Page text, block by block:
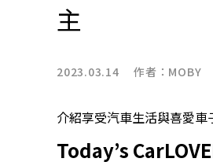
主
2023.03.14 作者： MOBY
介紹享受汽車生活與喜愛車
Today’s